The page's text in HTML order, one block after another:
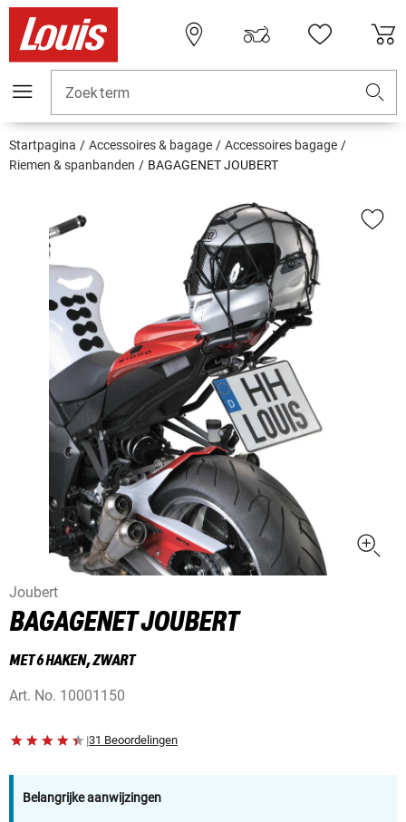
Zoekterm
Startpagina Accessoires & bagage
Accessoires bagage
Riemen & spanbanden
BAGAGENET JOUBERT
Joubert
BAGAGENET JOUBERT
MET 6 HAKEN, ZWART
Art. No. 10001150
|31 Beoordelingen
Belangrijke aanwijzingen